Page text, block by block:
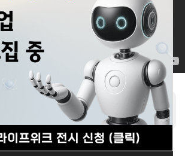
전시 신청